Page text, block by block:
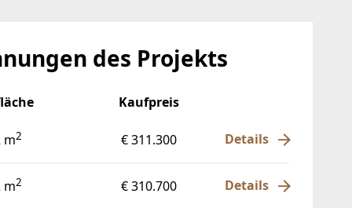
des Projekts
Kaufpreis
m2 € 311.300 Details
m2 € 310.700 Details